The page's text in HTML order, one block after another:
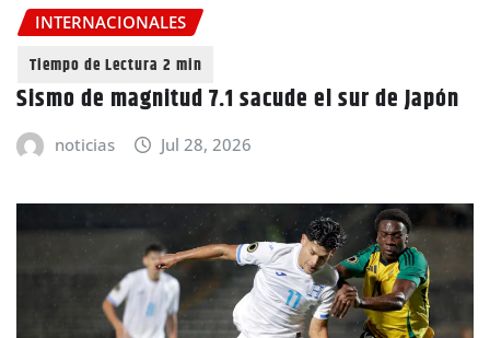
INTERNACIONALES
Sismo de magnitud 7.1 sacude el sur de Japón
noticias Jul 28, 2026